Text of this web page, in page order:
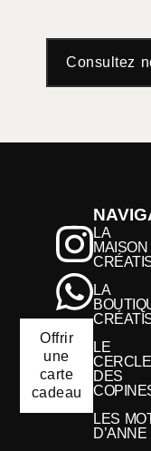
Consultez
Offrir
une
carte
cadeau
LA
MAISON
LA
LE
CERCLE
DES
LES
D’ANNE